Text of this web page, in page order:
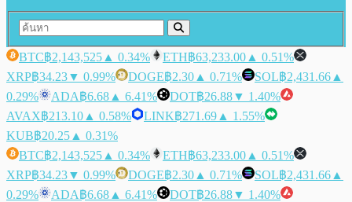
BTC฿2,143,525 ▲ 0.34% ETH฿63,233.00 ▲ 0.51%
XRP฿34.23▼ 0.99% DOGE฿2.30 ▲ 0.71% SOL฿2,431.66 ▲
0.29%
ADA฿6.68 ▲ 6.41% DOT฿26.88▼ 1.40%
AVAX฿213.10 ▲ 0.58% LINK฿271.69 ▲ 1.55%
KUB฿20.25 ▲ 0.31%
BTC฿2,143,525 ▲ 0.34% ETH฿63,233.00 ▲ 0.51%
XRP฿34.23▼ 0.99% DOGE฿2.30 ▲ 0.71% SOL฿2,431.66 ▲
0.29%
ADA฿6.68 ▲ 6.41% DOT฿26.88▼ 1.40%